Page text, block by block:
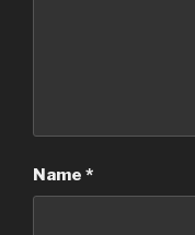
Name *